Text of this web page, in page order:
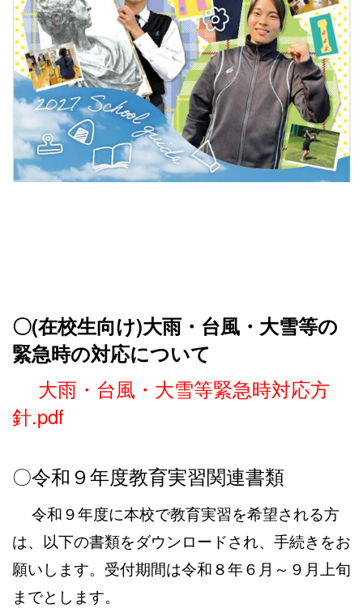
〇(在校生向け)大雨・台風・大雪等の
緊急時の対応について
大雨・台風・大雪等緊急時対応方
針.pdf
〇令和９年度教育実習関連書類
令和９年度に本校で教育実習を希望される方
は、以下の書類をダウンロードされ、手続きをお
願いします。受付期間は令和８年６月～９月上旬
までとします。